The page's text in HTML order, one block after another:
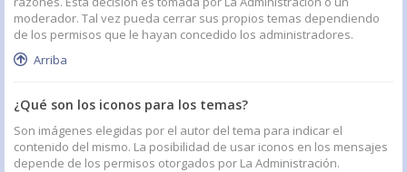
moderador. Tal vez pueda cerrar sus propios temas dependiendo
de los permisos que le hayan concedido los administradores.
Arriba
¿Qué son los iconos para los temas?
Son imágenes elegidas por el autor del tema para indicar el
contenido del mismo. La posibilidad de usar iconos en los mensajes
depende de los permisos otorgados por La Administración.